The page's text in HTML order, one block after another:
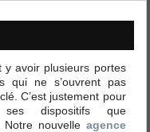
y avoir plusieurs portes
qui ne s’ouvrent pas
C’est justement pour
dispositifs que
nouvelle agence